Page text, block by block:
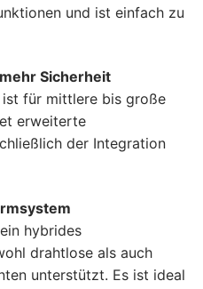
und ist einfach zu
Sicherheit
ist für mittlere bis große
erweiterte
der Integration
hybrides
drahtlose als auch
unterstützt. Es ist ideal